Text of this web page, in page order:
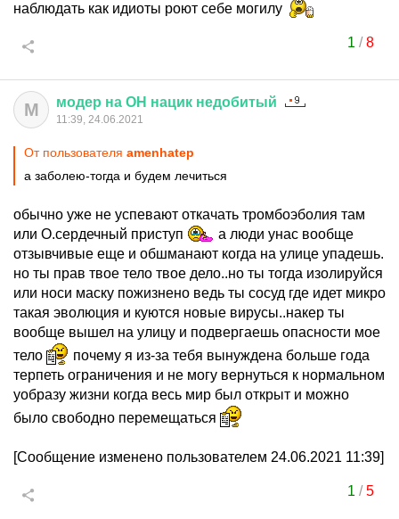
наблюдать как идиоты роют себе могилу
1 /8
М модер на ОН нацик недобитый
11:39, 24.06.2021
От пользователя amenhatep
а заболею-тогда и будем лечиться
обычно уже не успевают откачать тромбоэболия там
или О.сердечный приступ
а люди унас вообще
отзывчивые еще и обшманают когда на улице упадешь.
но ты прав твое тело твое дело..но ты тогда изолируйся
или носи маску пожизнено ведь ты сосуд где идет микро
такая эволюция и куются новые вирусы..накер ты
вообще вышел на улицу и подвергаешь опасности мое
тело
почему я из-за тебя вынуждена больше года
терпеть ограничения и не могу вернуться к нормальном
уобразу жизни когда весь мир был открыт и можно
было свободно перемещаться
[Сообщение изменено пользователем 24.06.2021 11:39]
1 /5